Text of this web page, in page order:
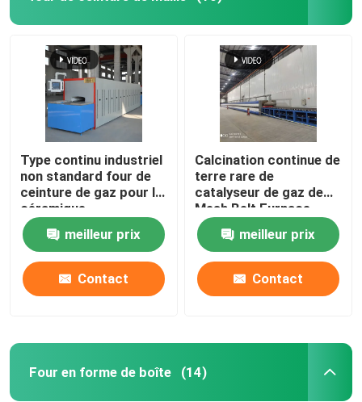
Type continu industriel
non standard four de
ceinture de gaz pour la
céramique
meilleur prix
Contact
Calcination continue de
terre rare de
catalyseur de gaz de
Mesh Belt Furnace
Energy Natural
meilleur prix
Contact
Four en forme de boîte (14)